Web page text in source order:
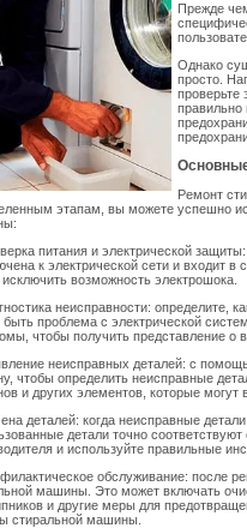
Прежде
Однако
просто.
проверьте
правильно
Ремонт
этапам, вы можете успешно
питания и электрической
к электрической сети и входит в
возможность электрошока.
неисправности: определите,
проблема с электрической
чтобы получить представление о
неисправных деталей: с
чтобы определить неисправные
и других элементов, которые
деталей: когда неисправные
детали точно
и используйте правильные
обслуживание: после
машины. Это может включать
и другие меры для
стиральной машины.